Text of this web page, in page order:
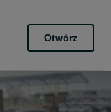
Otwórz